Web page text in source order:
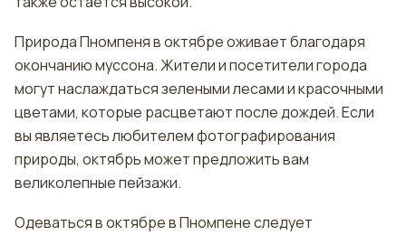
Природа Пномпеня в октябре оживает благодаря
окончанию муссона. Жители и посетители города
могут наслаждаться зелеными лесами и красочными
цветами, которые расцветают после дождей. Если
вы являетесь любителем фотографирования
природы, октябрь может предложить вам
великолепные пейзажи.
Одеваться в октябре в Пномпене следует